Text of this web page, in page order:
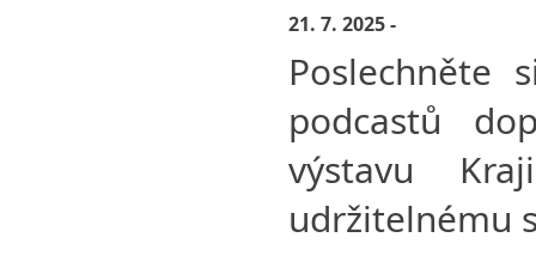
21. 7. 2025 -
Poslechněte
podcastů
výstavu
udržitelnému